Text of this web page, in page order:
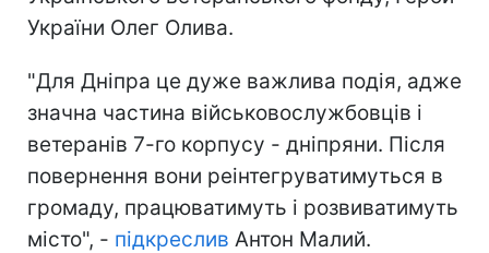
України Олег Олива.
"Для Дніпра це дуже важлива подія, адже
значна частина військовослужбовців і
ветеранів 7-го корпусу - дніпряни. Після
повернення вони реінтегруватимуться в
громаду, працюватимуть і розвиватимуть
місто", - підкреслив Антон Малий.